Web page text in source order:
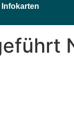
Infokarten